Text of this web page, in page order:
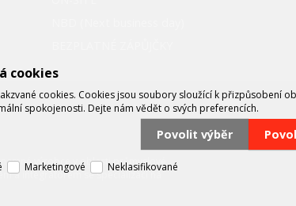
výrobce v oblasti průmyslové
a integrátorem se specializací na
cookies
cookies. Cookies jsou soubory sloužící k přizpůsobení
spokojenosti. Dejte nám vědět o svých preferencích.
Povolit výběr
Marketingové Neklasifikované